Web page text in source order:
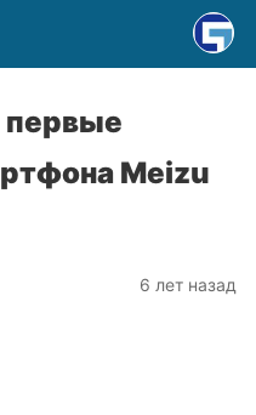
первые
Meizu
6 лет назад